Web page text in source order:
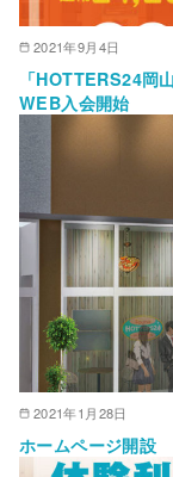
2021年9月4日
「HOTTERS24岡
WEB入会開始
2021年1月28日
ホームページ開設